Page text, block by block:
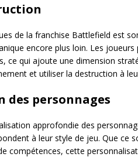
de la franchise Battlefield est
encore plus loin. Les
ce qui ajoute une dimension
et utiliser la destruction à
des personnages
approfondie des
à leur style de jeu. Que ce
compétences, cette